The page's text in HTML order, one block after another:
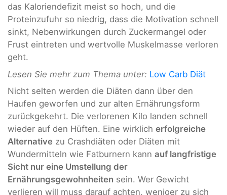
das Kaloriendefizit meist so hoch, und die
Proteinzufuhr so niedrig, dass die Motivation schnell
sinkt, Nebenwirkungen durch Zuckermangel oder
Frust eintreten und wertvolle Muskelmasse verloren
geht.
Lesen Sie mehr zum Thema unter: Low Carb Diät
Nicht selten werden die Diäten dann über den
Haufen geworfen und zur alten Ernährungsform
zurückgekehrt. Die verlorenen Kilo landen schnell
wieder auf den Hüften. Eine wirklich erfolgreiche
Alternative zu Crashdiäten oder Diäten mit
Wundermitteln wie Fatburnern kann auf langfristige
Sicht nur eine Umstellung der
Ernährungsgewohnheiten sein. Wer Gewicht
verlieren will muss darauf achten, weniger zu sich